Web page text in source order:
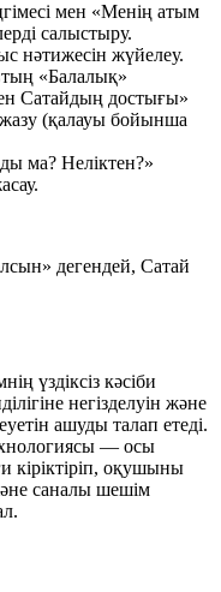
мен «Менің атым
салыстыру.
нәтижесін жүйелеу.
«Балалық»
Сатайдың достығы»
(қалауы бойынша
ма? Неліктен?»
дегендей, Сатай
үздіксіз кәсіби
негізделуін және
ашуды талап етеді.
— осы
кіріктіріп, оқушыны
саналы шешім